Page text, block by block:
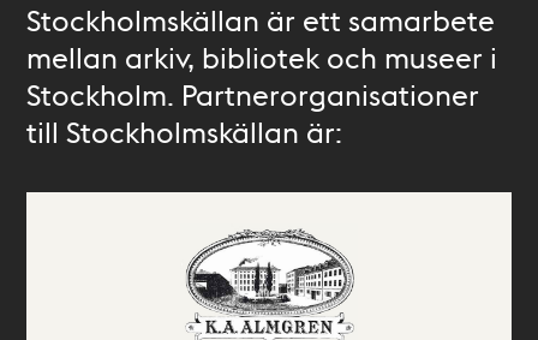
Stockholmskällan är ett samarbete
mellan arkiv, bibliotek och museer i
Stockholm. Partnerorganisationer
till Stockholmskällan är: